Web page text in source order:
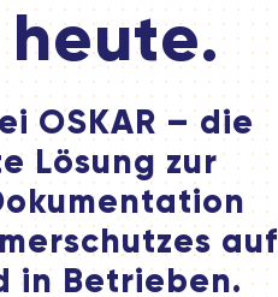
OSKAR – die
Lösung zur
auf
in Betrieben.